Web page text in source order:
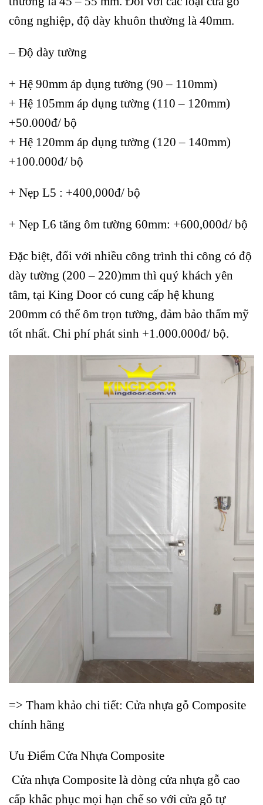
công nghiệp, độ dày khuôn thường là 40mm.
– Độ dày tường
+ Hệ 90mm áp dụng tường (90 – 110mm)
+ Hệ 105mm áp dụng tường (110 – 120mm)
+50.000đ/ bộ
+ Hệ 120mm áp dụng tường (120 – 140mm)
+100.000đ/ bộ
+ Nẹp L5 : +400,000đ/ bộ
+ Nẹp L6 tăng ôm tường 60mm: +600,000đ/ bộ
Đặc biệt, đối với nhiều công trình thi công có độ
dày tường (200 – 220)mm thì quý khách yên
tâm, tại King Door có cung cấp hệ khung
200mm có thể ôm trọn tường, đảm bảo thẩm mỹ
tốt nhất. Chi phí phát sinh +1.000.000đ/ bộ.
=> Tham khảo chi tiết: Cửa nhựa gỗ Composite
chính hãng
Ưu Điểm Cửa Nhựa Composite
Cửa nhựa Composite là dòng cửa nhựa gỗ cao
cấp khắc phục mọi hạn chế so với cửa gỗ tự